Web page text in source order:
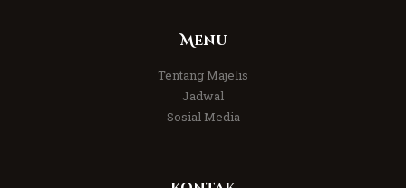
Menu
Tentang Majelis
Jadwal
Sosial Media